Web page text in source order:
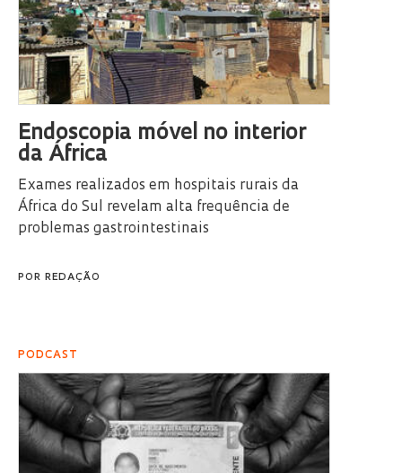
Endoscopia móvel no interior
da África
Exames realizados em hospitais rurais da
África do Sul revelam alta frequência de
problemas gastrointestinais
POR REDAÇÃO
PODCAST